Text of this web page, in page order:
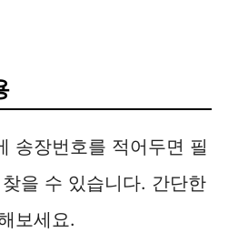
송장번호를 적어두면 필
을 수 있습니다. 간단한
보세요.